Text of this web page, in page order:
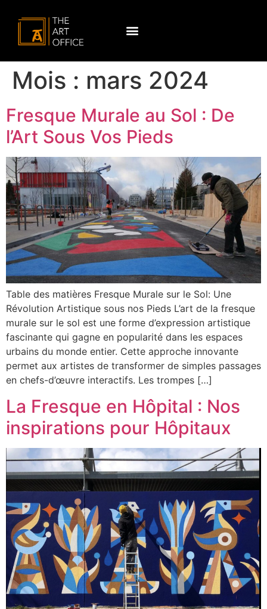
Mois : mars 2024
Fresque Murale au Sol : De
l’Art Sous Vos Pieds
Table des matières Fresque Murale sur le Sol: Une
Révolution Artistique sous nos Pieds L’art de la fresque
murale sur le sol est une forme d’expression artistique
fascinante qui gagne en popularité dans les espaces
urbains du monde entier. Cette approche innovante
permet aux artistes de transformer de simples passages
en chefs-d’œuvre interactifs. Les trompes […]
La Fresque en Hôpital : Nos
inspirations pour Hôpitaux